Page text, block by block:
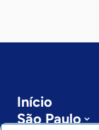
Início
São Paulo